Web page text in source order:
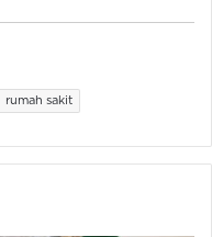
rumah sakit